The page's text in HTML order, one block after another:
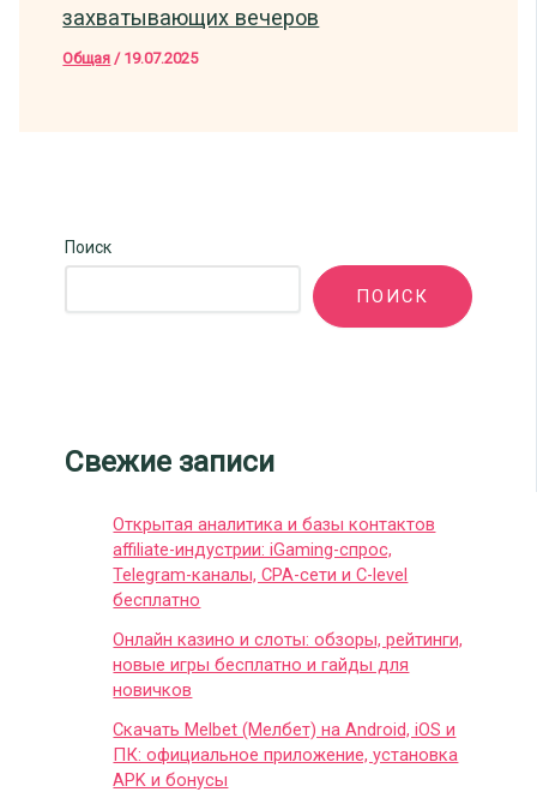
захватывающих вечеров
Общая / 19.07.2025
Поиск
ПОИСК
Свежие записи
Открытая аналитика и базы контактов
affiliate-индустрии: iGaming-спрос,
Telegram-каналы, CPA-сети и C-level
бесплатно
Онлайн казино и слоты: обзоры, рейтинги,
новые игры бесплатно и гайды для
новичков
Скачать Melbet (Мелбет) на Android, iOS и
ПК: официальное приложение, установка
APK и бонусы